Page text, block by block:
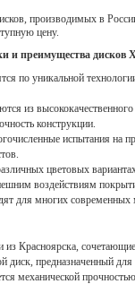
производимых в
цену.
и преимущества дисков
по уникальной
из
конструкции.
испытания на
цветовых
воздействиям
для многих современных
из Красноярска, сочетающие
диск, предназначенный
механической